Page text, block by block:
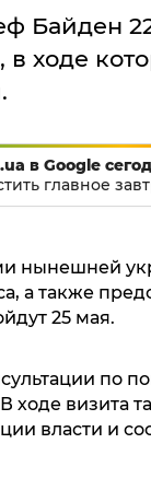
Байден 22
ходе
в Google
главное
нынешней
а также
25 мая.
по
ходе визита
власти и